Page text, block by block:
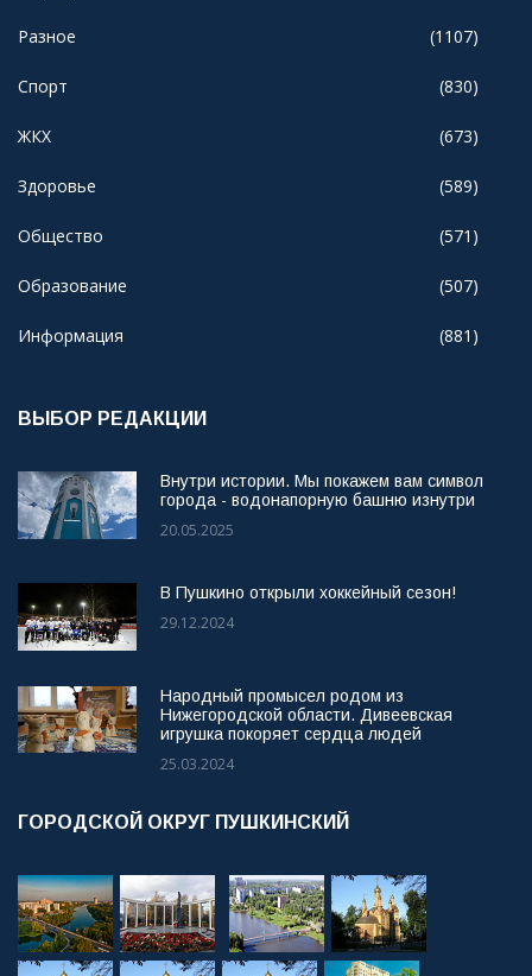
Разное (1107)
Спорт (830)
ЖКХ (673)
Здоровье (589)
Общество (571)
Образование (507)
Информация (881)
ВЫБОР РЕДАКЦИИ
Внутри истории. Мы покажем вам символ
города - водонапорную башню изнутри
20.05.2025
В Пушкино открыли хоккейный сезон!
29.12.2024
Народный промысел родом из
Нижегородской области. Дивеевская
игрушка покоряет сердца людей
25.03.2024
ГОРОДСКОЙ ОКРУГ ПУШКИНСКИЙ